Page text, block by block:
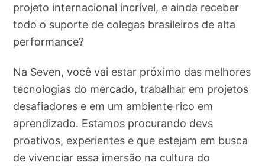
projeto internacional incrível, e ainda receber
todo o suporte de colegas brasileiros de alta
performance?
Na Seven, você vai estar próximo das melhores
tecnologias do mercado, trabalhar em projetos
desafiadores e em um ambiente rico em
aprendizado. Estamos procurando devs
proativos, experientes e que estejam em busca
de vivenciar essa imersão na cultura do